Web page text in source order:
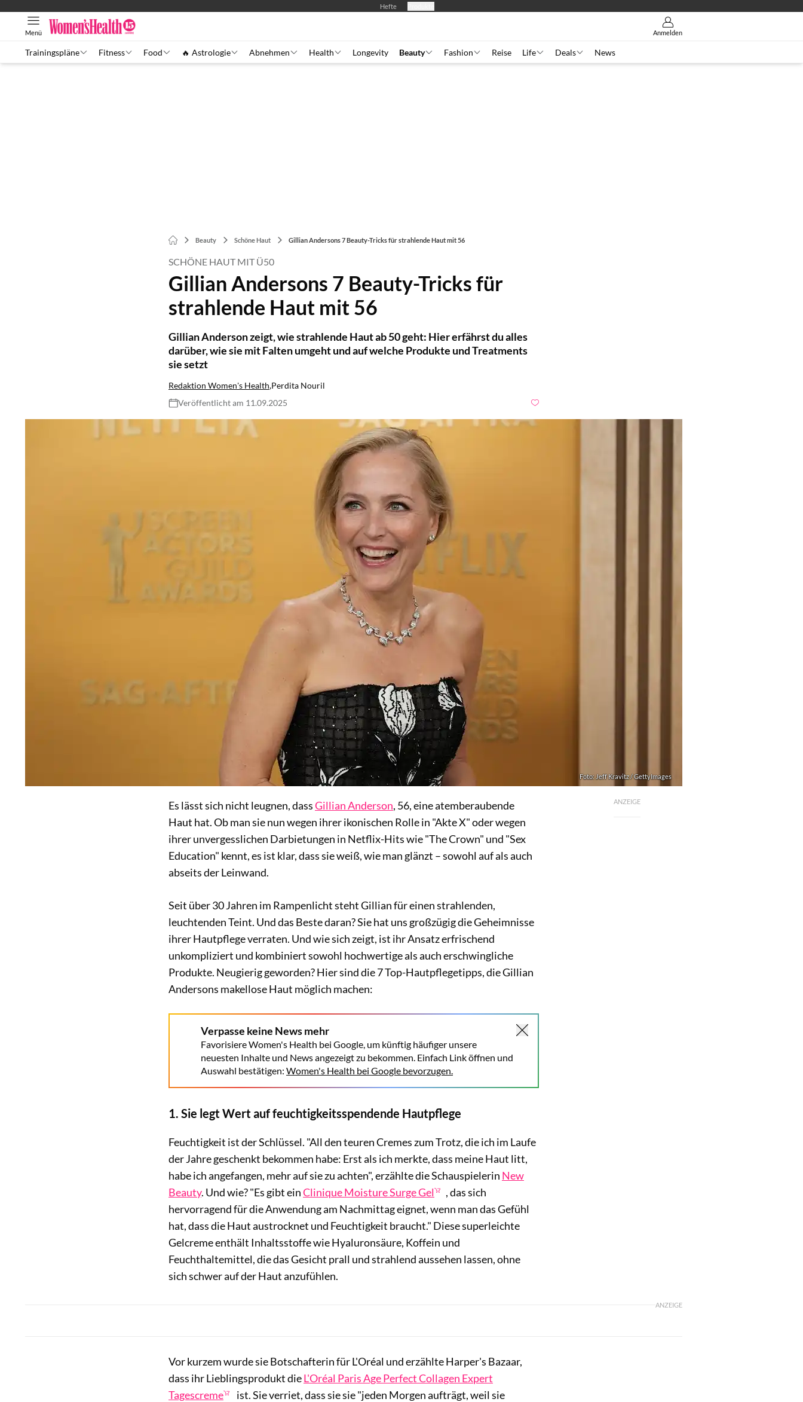
Hefte
Anmelden
Menü
Trainingspläne Fitness Food 🔥 Astrologie Abnehmen Health Longevity Beauty Fashion Reise Life Deals News
Beauty Schöne Haut Gillian Andersons 7 Beauty-Tricks für strahlende Haut mit 56
SCHÖNE HAUT MIT Ü50
Gillian Andersons 7 Beauty-Tricks für
strahlende Haut mit 56
Gillian Anderson zeigt, wie strahlende Haut ab 50 geht: Hier erfährst du alles
darüber, wie sie mit Falten umgeht und auf welche Produkte und Treatments
sie setzt
Redaktion Women's Health,Perdita Nouril
Veröffentlicht am 11.09.2025
Foto: Jeff Kravitz / GettyImages
ANZEIGE
Es lässt sich nicht leugnen, dassGillian Anderson, 56, eine atemberaubende
Haut hat. Ob man sie nun wegen ihrer ikonischen Rolle in "Akte X" oder wegen
ihrer unvergesslichen Darbietungen in Netflix-Hits wie "The Crown" und "Sex
Education" kennt, es ist klar, dass sie weiß, wie man glänzt – sowohl auf als auch
abseits der Leinwand.
Seit über 30 Jahren im Rampenlicht steht Gillian für einen strahlenden,
leuchtenden Teint. Und das Beste daran? Sie hat uns großzügig die Geheimnisse
ihrer Hautpflege verraten. Und wie sich zeigt, ist ihr Ansatz erfrischend
unkompliziert und kombiniert sowohl hochwertige als auch erschwingliche
Produkte. Neugierig geworden? Hier sind die 7 Top-Hautpflegetipps, die Gillian
Andersons makellose Haut möglich machen:
Verpasse keine News mehr
Favorisiere Women's Health bei Google, um künftig häufiger unsere
neuesten Inhalte und News angezeigt zu bekommen. Einfach Link öffnen und
Auswahl bestätigen: Women's Health bei Google bevorzugen.
1. Sie legt Wert auf feuchtigkeitsspendende Hautpflege
Feuchtigkeit ist der Schlüssel. "All den teuren Cremes zum Trotz, die ich im Laufe
der Jahre geschenkt bekommen habe: Erst als ich merkte, dass meine Haut litt,
habe ich angefangen, mehr auf sie zu achten", erzählte die Schauspielerin New
Beauty. Und wie? "Es gibt einClinique Moisture Surge Gel
, das sich
hervorragend für die Anwendung am Nachmittag eignet, wenn man das Gefühl
hat, dass die Haut austrocknet und Feuchtigkeit braucht." Diese superleichte
Gelcreme enthält Inhaltsstoffe wie Hyaluronsäure, Koffein und
Feuchthaltemittel, die das Gesicht prall und strahlend aussehen lassen, ohne
sich schwer auf der Haut anzufühlen.
ANZEIGE
Vor kurzem wurde sie Botschafterin für L'Oréal und erzählte Harper's Bazaar,
dass ihr Lieblingsprodukt dieL'Oréal Paris Age Perfect Collagen Expert
Tagescreme
ist. Sie verriet, dass sie sie "jeden Morgen aufträgt, weil sie